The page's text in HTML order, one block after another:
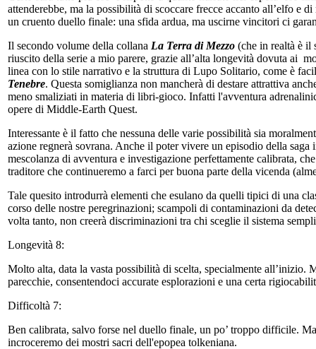
attenderebbe, ma la possibilità di scoccare frecce accanto all’elfo
un cruento duello finale: una sfida ardua, ma uscirne vincitori ci
Il secondo volume della collana La Terra di Mezzo (che in realtà è il
riuscito della serie a mio parere, grazie all’alta longevità dovuta ai
linea con lo stile narrativo e la struttura di Lupo Solitario, come è
Tenebre. Questa somiglianza non mancherà di destare attrattiva
meno smaliziati in materia di libri-gioco. Infatti l'avventura
opere di Middle-Earth Quest.
Interessante è il fatto che nessuna delle varie possibilità sia
azione regnerà sovrana. Anche il poter vivere un episodio della
mescolanza di avventura e investigazione perfettamente calibrata,
traditore che continueremo a farci per buona parte della vicenda
Tale quesito introdurrà elementi che esulano da quelli tipici di una
corso delle nostre peregrinazioni; scampoli di contaminazioni da
volta tanto, non creerà discriminazioni tra chi sceglie il sistema
Longevità 8:
Molto alta, data la vasta possibilità di scelta, specialmente
parecchie, consentendoci accurate esplorazioni e una certa
Difficoltà 7:
Ben calibrata, salvo forse nel duello finale, un po’ troppo difficile.
incroceremo dei mostri sacri dell'epopea tolkeniana.